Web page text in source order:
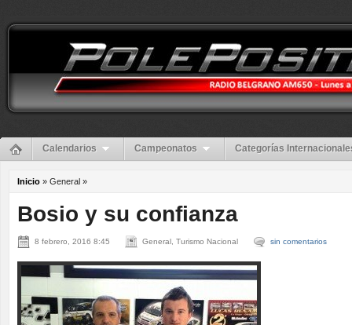
Calendarios Campeonatos Categorías
Inicio » General »
Bosio y su confianza
8 febrero, 2016 8:45 General, Turismo Nacional sin comentarios